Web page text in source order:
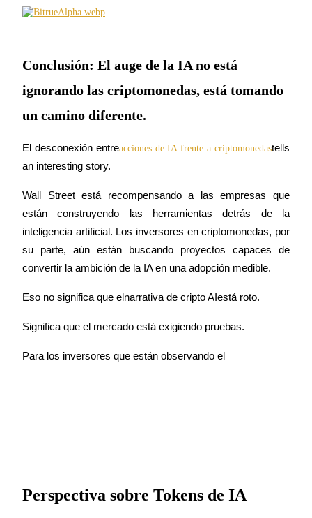
Conclusión: El auge de la IA no está
ignorando las criptomonedas, está tomando
un camino diferente.
El desconexión entreacciones de IA frente a criptomonedastells
an interesting story.
Wall Street está recompensando a las empresas que
están construyendo las herramientas detrás de la
inteligencia artificial. Los inversores en criptomonedas, por
su parte, aún están buscando proyectos capaces de
convertir la ambición de la IA en una adopción medible.
Eso no significa que el narrativa de cripto AI está roto.
Significa que el mercado está exigiendo pruebas.
Para los inversores que están observando el
Perspectiva sobre Tokens de IA